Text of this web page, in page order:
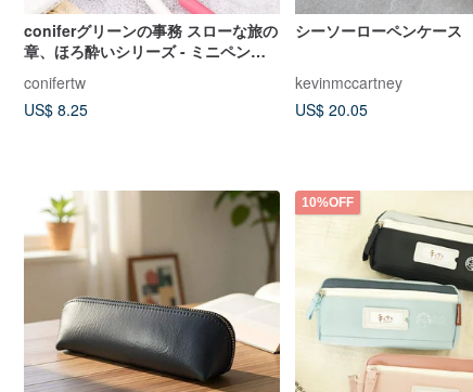
coniferグリーンの事務 スローな旅の
章、ほろ酔いシリーズ - ミニペンケ
ース
conifertw
US$ 8.25
シーソーローペンケース
kevinmccartney
US$ 20.05
10%OFF